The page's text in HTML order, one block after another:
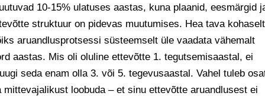
10-15% ulatuses aastas, kuna plaanid, eesmärgid
struktuur on pidevas muutumises. Hea tava kohaselt
aruandlusprotsessi süsteemselt üle vaadata vähemalt
aastas. Mis oli oluline ettevõtte 1. tegutsemisaastal, ei
seda enam olla 3. või 5. tegevusaastal. Vahel tuleb
mittevajalikust loobuda – et sinu ettevõtte aruandlusest ei